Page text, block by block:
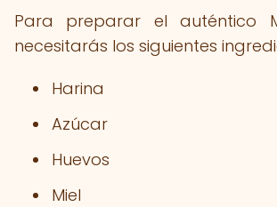
Para preparar el auténtico
necesitarás los siguientes
Harina
Azúcar
Huevos
Miel